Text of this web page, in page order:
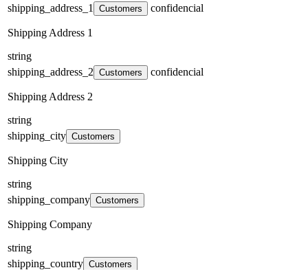
shipping_address_1 Customers confidencial
Shipping Address 1
string
shipping_address_2 Customers confidencial
Shipping Address 2
string
shipping_city Customers
Shipping City
string
shipping_company Customers
Shipping Company
string
shipping_country Customers